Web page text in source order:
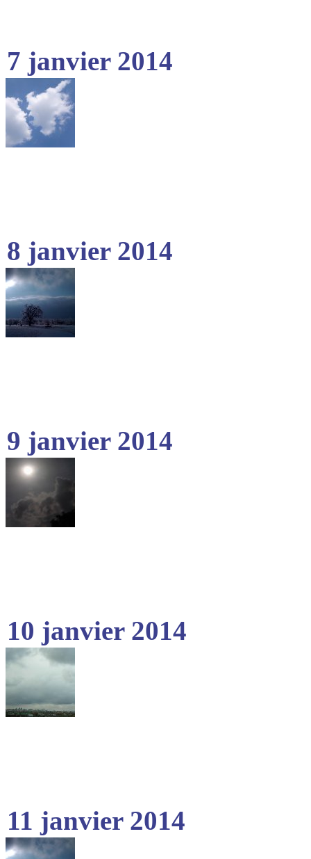
7 janvier 2014
8 janvier 2014
9 janvier 2014
10 janvier 2014
11 janvier 2014